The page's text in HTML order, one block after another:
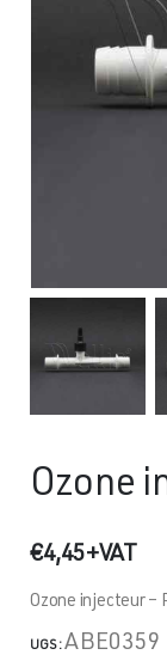
Ozone
€4,45+VAT
Ozone injecteur –
UGS :ABE0359